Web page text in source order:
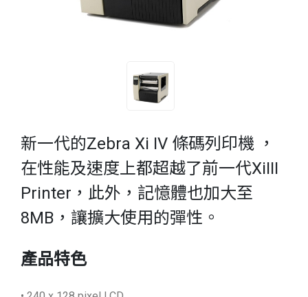
新一代的Zebra Xi IV 條碼列印機 ，
在性能及速度上都超越了前一代XiIII
Printer，此外，記憶體也加大至
8MB，讓擴大使用的彈性。
產品特色